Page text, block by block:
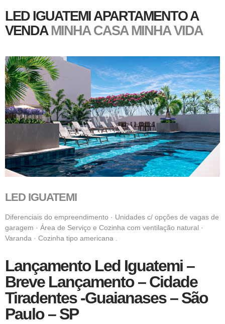
LED IGUATEMI APARTAMENTO A
VENDA MINHA CASA MINHA VIDA
LED IGUATEMI
Diferenciais do empreendimento · Unidades c/ opções de vagas de
garagem · Área de Serviço e Cozinha com ventilação natural ·
Varanda · Cozinha tipo americana .
Lançamento Led Iguatemi –
Breve Lançamento – Cidade
Tiradentes -Guaianases – São
Paulo – SP